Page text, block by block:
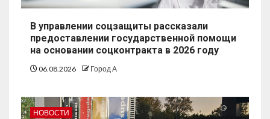
В управлении соцзащиты рассказали
предоставлении государственной помощи
на основании соцконтракта в 2026 году
06.08.2026 Город А
НОВОСТИ